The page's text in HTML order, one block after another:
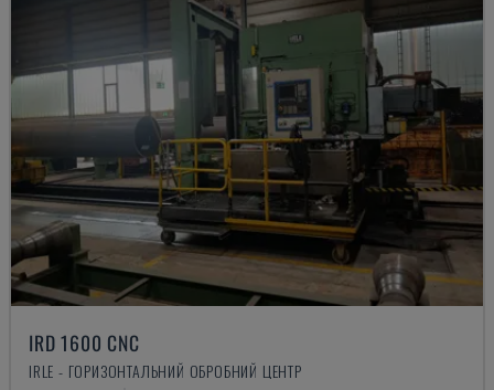
IRD 1600 CNC
IRLE - ГОРИЗОНТАЛЬНИЙ ОБРОБНИЙ ЦЕНТР